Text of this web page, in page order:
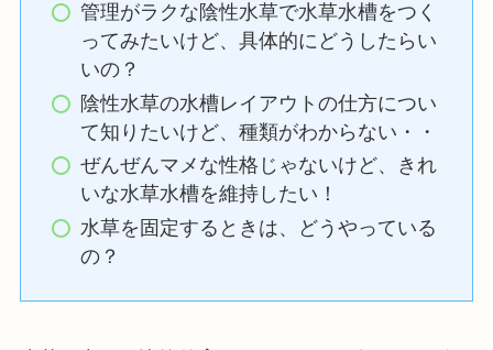
管理がラクな陰性水草で水草水槽をつく
ってみたいけど、具体的にどうしたらい
いの？
陰性水草の水槽レイアウトの仕方につい
て知りたいけど、種類がわからない・・
ぜんぜんマメな性格じゃないけど、きれ
いな水草水槽を維持したい！
水草を固定するときは、どうやっている
の？